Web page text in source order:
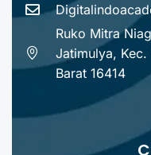
Ruko Mitra
Jatimulya,
Barat 16414